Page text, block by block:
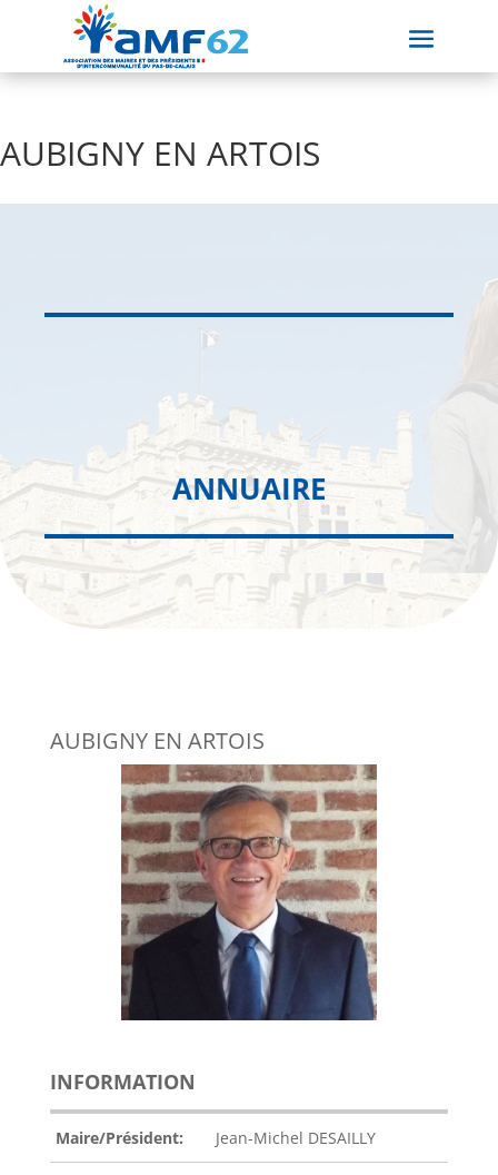
AUBIGNY EN ARTOIS
ANNUAIRE
AUBIGNY EN ARTOIS
INFORMATION
Maire/Président: Jean-Michel DESAILLY